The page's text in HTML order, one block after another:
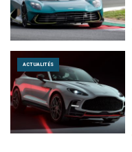
ACTUALITÉS